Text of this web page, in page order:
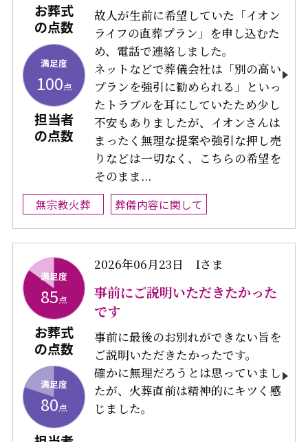
お葬式
の点数
満足度
100点
担当者
の点数
故人が生前に希望していた「イオン
ライフの直葬プラン」を申し込むた
め、電話で連絡しました。
ネットなどで葬儀会社は「別の高い
プランを強引に勧められる」といっ
たトラブルを耳にしていたため少し
不安もありましたが、イオンさんは
まったく無理な提案や強引な押し売
りなどは一切なく、こちらの希望を
そのまま...
無宗教火葬 葬儀内容に関して
満足度
85点
お葬式
の点数
満足度
80点
2026年06月23日 Iさま
事前にご説明いただきたかった
です
事前に最後のお別れができない旨を
ご説明いただきたかったです。
確かに無理だろうとは思っていまし
たが、火葬直前は精神的にキツく感
じました。